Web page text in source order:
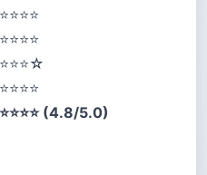
(4.8/5.0)